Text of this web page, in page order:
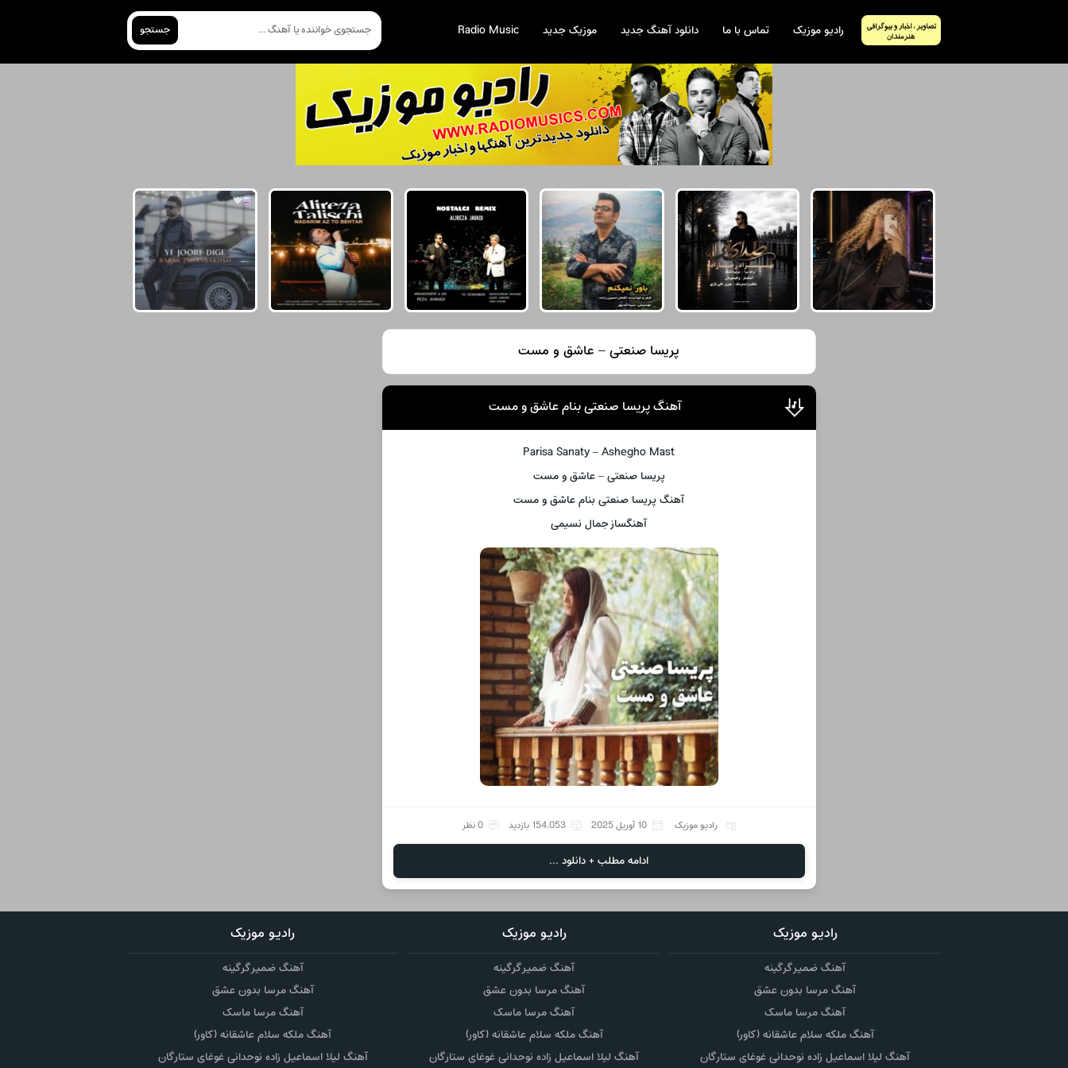
رادیو موزیک تماس با ما دانلود آهنگ جدید موزیک جدید Radio Music جستجو
پریسا صنعتی – عاشق و مست
آهنگ پریسا صنعتی بنام عاشق و مست
Parisa Sanaty – Ashegho Mast
پریسا صنعتی – عاشق و مست
آهنگ پریسا صنعتی بنام عاشق و مست
آهنگساز جمال نسیمی
رادیو موزیک 10 آوریل 2025 154,053 بازدید 0 نظر
ادامه مطلب + دانلود ...
رادیو موزیک
آهنگ ضمیر گرگینه
آهنگ مرسا بدون عشق
آهنگ مرسا ماسک
آهنگ ملکه سلام عاشقانه (کاور)
آهنگ لیلا اسماعیل زاده نوحدانی غوغای ستارگان
رادیو موزیک
آهنگ ضمیر گرگینه
آهنگ مرسا بدون عشق
آهنگ مرسا ماسک
آهنگ ملکه سلام عاشقانه (کاور)
آهنگ لیلا اسماعیل زاده نوحدانی غوغای ستارگان
رادیو موزیک
آهنگ ضمیر گرگینه
آهنگ مرسا بدون عشق
آهنگ مرسا ماسک
آهنگ ملکه سلام عاشقانه (کاور)
آهنگ لیلا اسماعیل زاده نوحدانی غوغای ستارگان